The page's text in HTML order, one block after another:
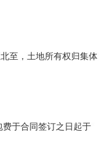
至，土地所有权归集体
于合同签订之日起于